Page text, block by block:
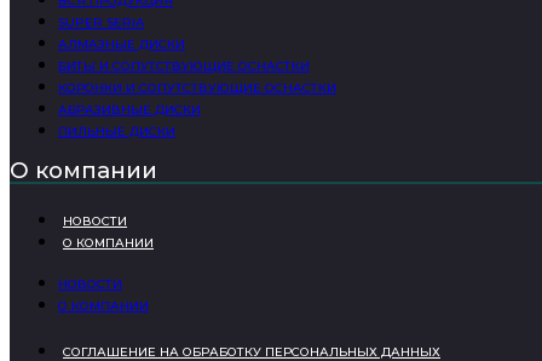
SUPER SERIA
АЛМАЗНЫЕ ДИСКИ
БИТЫ И СОПУТСТВУЮЩИЕ ОСНАСТКИ
КОРОНКИ И СОПУТСТВУЮЩИЕ ОСНАСТКИ
АБРАЗИВНЫЕ ДИСКИ
ПИЛЬНЫЕ ДИСКИ
О компании
НОВОСТИ
О КОМПАНИИ
НОВОСТИ
О КОМПАНИИ
СОГЛАШЕНИЕ НА ОБРАБОТКУ ПЕРСОНАЛЬНЫХ ДАННЫХ